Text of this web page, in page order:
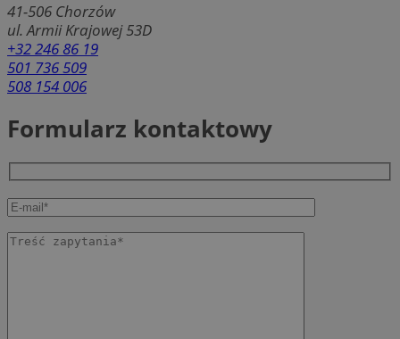
41-506 Chorzów
ul. Armii Krajowej 53D
+32 246 86 19
501 736 509
508 154 006
Formularz kontaktowy